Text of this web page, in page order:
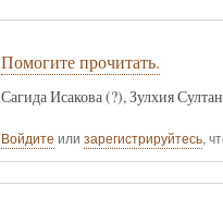
Помогите прочитать.
Сагида Исакова (?), Зулхия
Войдите или зарегистрируйтесь,